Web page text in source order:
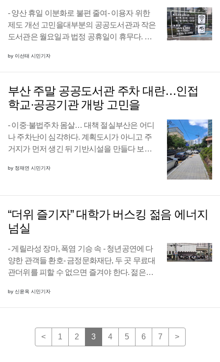
- 양산 휴일 이분화로 불편 줄여- 이용자 위한
제도 개선 고민을대부분의 공공도서관과 작은
도서관은 월요일과 법정 공휴일이 휴무다. 휴
지만 공공도서관 이용자의 편익을 높이기 위
해 관계기관의 협의와 검토가 필요하다.부산
by 이선태 시민기자
부산 주말 공공도서관 주차 대란…인접
학교·공공기관 개방 고민을
- 이중·불법주차 몸살… 대책 절실부산은 어디
나 주차난이 심각하다. 계획도시가 아니고 주
거지가 먼저 생긴 뒤 기반시설을 만들다 보니
사고 위험이 크다. 해운대구 반여로 132에 ‘해
by 정재연 시민기자
“더위 즐기자” 대학가 버스킹 젊음 에너지
넘실
- 게릴라성 장마, 폭염 기승 속 - 청년공연에 다
양한 관객들 환호- 금정문화재단, 두 곳 무료대
관더위를 피할 수 없으면 즐겨야 한다. 젊은이
발산, 열정으로 더위도 삼켜버리고 있다.인공
지능(AI·Artificial Intelli ...
by 신윤옥 시민기자
< 1 2 3 4 5 6 7 >